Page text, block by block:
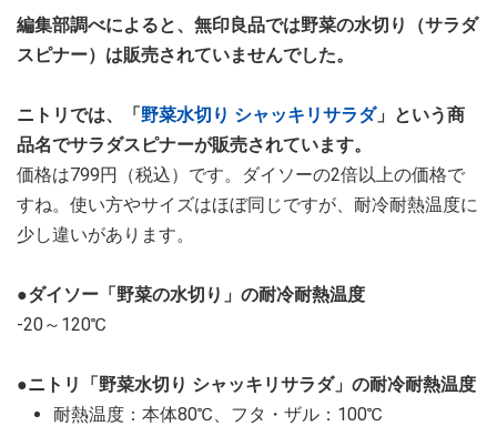
編集部調べによると、無印良品では野菜の水切り（サラダ
スピナー）は販売されていませんでした。
ニトリでは、「野菜水切り シャッキリサラダ」という商
品名でサラダスピナーが販売されています。
価格は799円（税込）です。ダイソーの2倍以上の価格で
すね。使い方やサイズはほぼ同じですが、耐冷耐熱温度に
少し違いがあります。
●ダイソー「野菜の水切り」の耐冷耐熱温度
-20～120℃
●ニトリ「野菜水切り シャッキリサラダ」の耐冷耐熱温度
耐熱温度：本体80℃、フタ・ザル：100℃